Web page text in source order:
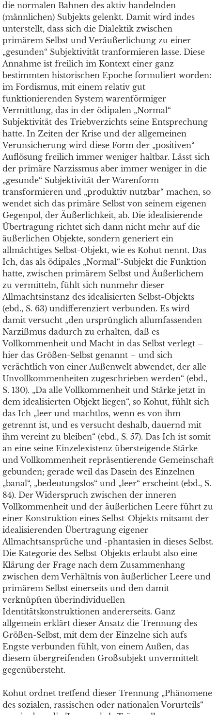
die normalen Bahnen des aktiv handelnden
(männlichen) Subjekts gelenkt. Damit wird indes
unterstellt, dass sich die Dialektik zwischen
primärem Selbst und Veräußerlichung zu einer
„gesunden“ Subjektivität tranformieren lasse. Diese
Annahme ist freilich im Kontext einer ganz
bestimmten historischen Epoche formuliert worden:
im Fordismus, mit einem relativ gut
funktionierenden System warenförmiger
Vermittlung, das in der ödipalen „Normal“-
Subjektivität des Triebverzichts seine Entsprechung
hatte. In Zeiten der Krise und der allgemeinen
Verunsicherung wird diese Form der „positiven“
Auflösung freilich immer weniger haltbar. Lässt sich
der primäre Narzissmus aber immer weniger in die
„gesunde“ Subjektivität der Warenform
transformieren und „produktiv nutzbar“ machen, so
wendet sich das primäre Selbst von seinem eigenen
Gegenpol, der Äußerlichkeit, ab. Die idealisierende
Übertragung richtet sich dann nicht mehr auf die
äußerlichen Objekte, sondern generiert ein
allmächtiges Selbst-Objekt, wie es Kohut nennt. Das
Ich, das als ödipales „Normal“-Subjekt die Funktion
hatte, zwischen primärem Selbst und Äußerlichem
zu vermitteln, fühlt sich nunmehr dieser
Allmachtsinstanz des idealisierten Selbst-Objekts
(ebd., S. 63) undifferenziert verbunden. Es wird
damit versucht „den ursprünglich allumfassenden
Narzißmus dadurch zu erhalten, daß es
Vollkommenheit und Macht in das Selbst verlegt –
hier das Größen-Selbst genannt – und sich
verächtlich von einer Außenwelt abwendet, der alle
Unvollkommenheiten zugeschrieben werden“ (ebd.,
S. 130). „Da alle Vollkommenheit und Stärke jetzt in
dem idealisierten Objekt liegen“, so Kohut, fühlt sich
das Ich „leer und machtlos, wenn es von ihm
getrennt ist, und es versucht deshalb, dauernd mit
ihm vereint zu bleiben“ (ebd., S. 57). Das Ich ist somit
an eine seine Einzelexistenz übersteigende Stärke
und Vollkommenheit repräsentierende Gemeinschaft
gebunden; gerade weil das Dasein des Einzelnen
„banal“, „bedeutungslos“ und „leer“ erscheint (ebd., S.
84). Der Widerspruch zwischen der inneren
Vollkommenheit und der äußerlichen Leere führt zu
einer Konstruktion eines Selbst-Objekts mitsamt der
idealisierenden Übertragung eigener
Allmachtsansprüche und -phantasien in dieses Selbst.
Die Kategorie des Selbst-Objekts erlaubt also eine
Klärung der Frage nach dem Zusammenhang
zwischen dem Verhältnis von äußerlicher Leere und
primärem Selbst einerseits und den damit
verknüpften überindividuellen
Identitätskonstruktionen andererseits. Ganz
allgemein erklärt dieser Ansatz die Trennung des
Größen-Selbst, mit dem der Einzelne sich aufs
Engste verbunden fühlt, von einem Außen, das
diesem übergreifenden Großsubjekt unvermittelt
gegenübersteht.
Kohut ordnet treffend dieser Trennung „Phänomene
des sozialen, rassischen oder nationalen Vorurteils“